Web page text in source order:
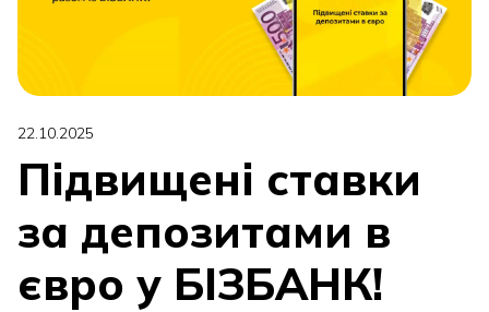
22.10.2025
Підвищені ставки
за депозитами в
євро у БІЗБАНК!